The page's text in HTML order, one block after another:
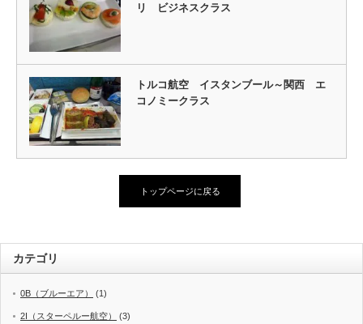
リ ビジネスクラス
トルコ航空 イスタンブール～関西 エ
コノミークラス
トップページに戻る
カテゴリ
0B（ブルーエア） (1)
2I（スターペルー航空） (3)